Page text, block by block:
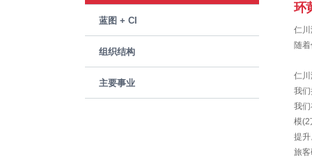
蓝图 + CI
组织结构
主要事业
环
仁
随
仁川
我
我
模(2
提
旅